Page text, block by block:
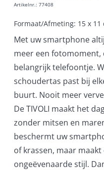
Artikelnr.: 77408
Formaat/Afmeting: 15 x 11
Met uw smartphone
meer een fotomoment,
belangrijk telefoontje.
schoudertas past bij
buurt. Nooit meer
De TIVOLI maakt het
zonder mitsen en
beschermt uw
of krassen, maar
ongeëvenaarde stijl.